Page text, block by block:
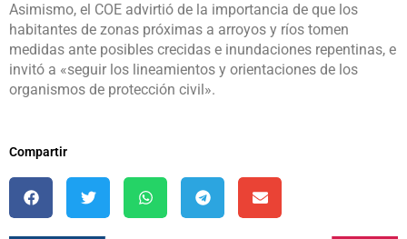
Asimismo, el COE advirtió de la importancia de que los
habitantes de zonas próximas a arroyos y ríos tomen
medidas ante posibles crecidas e inundaciones repentinas, e
invitó a «seguir los lineamientos y orientaciones de los
organismos de protección civil».
Compartir